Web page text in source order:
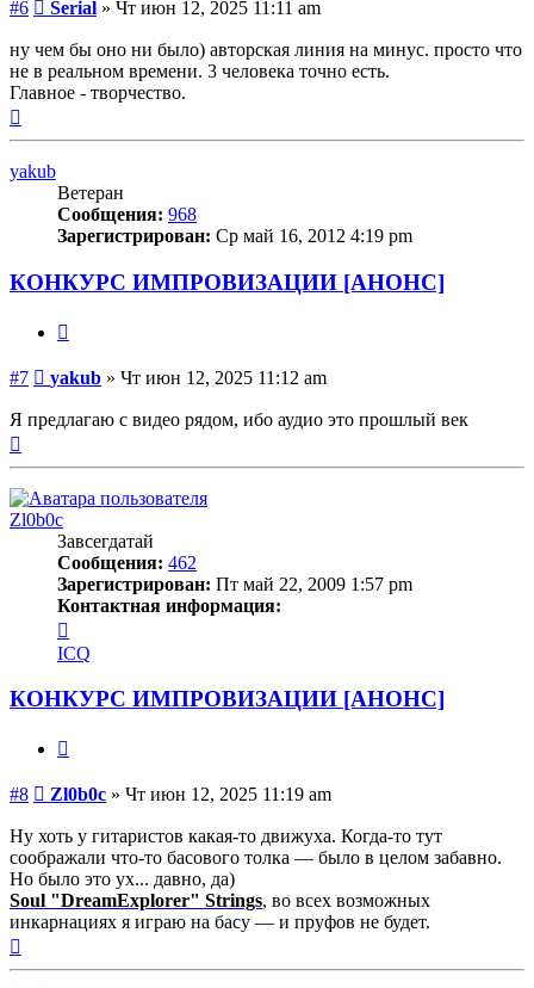
#6 Serial » Чт июн 12, 2025 11:11 am
ну чем бы оно ни было) авторская линия на минус. просто что
не в реальном времени. 3 человека точно есть.
Главное - творчество.
yakub
Ветеран
Сообщения: 968
Зарегистрирован: Ср май 16, 2012 4:19 pm
КОНКУРС ИМПРОВИЗАЦИИ [АНОНС]
#7 Сообщение
yakub » Чт июн 12, 2025 11:12 am
Я предлагаю с видео рядом, ибо аудио это прошлый век
Zl0b0c
Завсегдатай
Сообщения: 462
Зарегистрирован: Пт май 22, 2009 1:57 pm
Контактная информация:
информация
пользователя
Zl0b0c
ICQ
КОНКУРС ИМПРОВИЗАЦИИ [АНОНС]
#8 Сообщение
Zl0b0c » Чт июн 12, 2025 11:19 am
Ну хоть у гитаристов какая-то движуха. Когда-то тут
соображали что-то басового толка — было в целом забавно.
Но было это ух... давно, да)
Soul "DreamExplorer" Strings, во всех возможных
инкарнациях я играю на басу — и пруфов не будет.